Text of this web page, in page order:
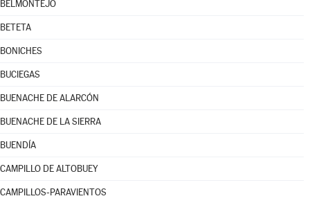
BELMONTEJO
BETETA
BONICHES
BUCIEGAS
BUENACHE DE ALARCÓN
BUENACHE DE LA SIERRA
BUENDÍA
CAMPILLO DE ALTOBUEY
CAMPILLOS-PARAVIENTOS